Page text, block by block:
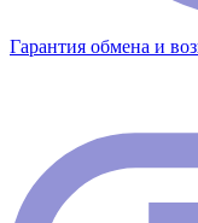
Гарантия обмена и